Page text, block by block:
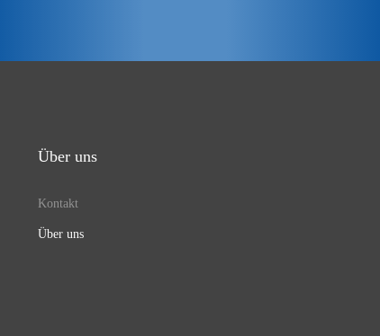
Über uns
Kontakt
Über uns